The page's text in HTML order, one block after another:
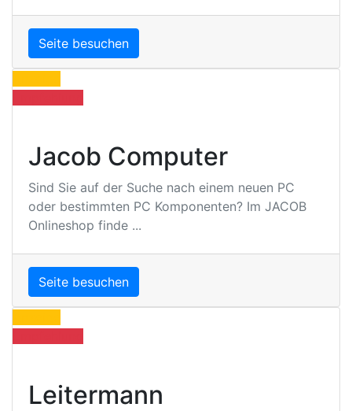
Seite besuchen
Jacob Computer
Sind Sie auf der Suche nach einem neuen PC
oder bestimmten PC Komponenten? Im JACOB
Onlineshop finde ...
Seite besuchen
Leitermann